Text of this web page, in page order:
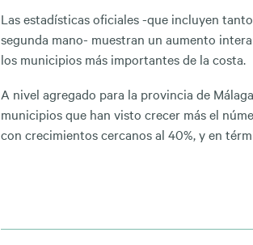
Las estadísticas oficiales -que incluyen
segunda mano- muestran un aumento
los municipios más importantes de la costa.
A nivel agregado para la provincia de
municipios que han visto crecer más el
con crecimientos cercanos al 40%, y en